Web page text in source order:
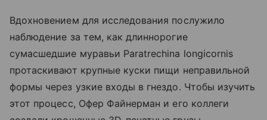
Вдохновением для исследования послужило
наблюдение за тем, как длиннорогие
сумасшедшие муравьи Paratrechina longicornis
протаскивают крупные куски пищи неправильной
формы через узкие входы в гнездо. Чтобы изучить
этот процесс, Офер Файнерман и его коллеги